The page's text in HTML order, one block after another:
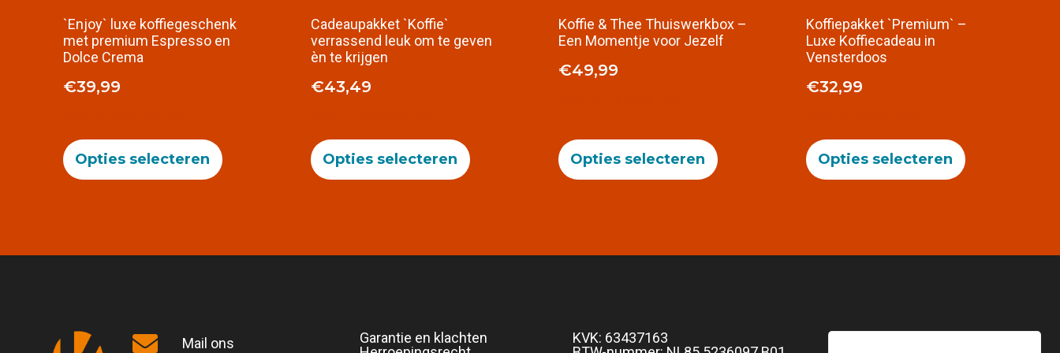
`Enjoy` luxe koffiegeschenk
met premium Espresso en
Dolce Crema
€39,99
Opties selecteren
Cadeaupakket `Koffie`
verrassend leuk om te geven
èn te krijgen
€43,49
Opties selecteren
Koffie & Thee Thuiswerkbox –
Een Momentje voor Jezelf
€49,99
Opties selecteren
Koffiepakket `Premium` –
Luxe Koffiecadeau in
Vensterdoos
€32,99
Opties selecteren
Mail ons
Garantie en klachten
KVK: 63437163